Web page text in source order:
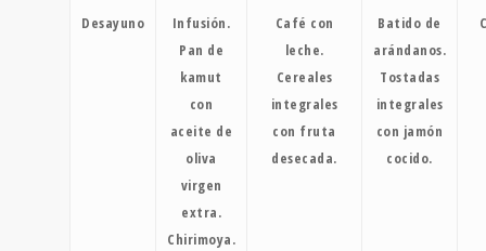
Desayuno
Infusión.
Pan de
kamut
con
aceite de
oliva
virgen
extra.
Chirimoya.
Café con
leche.
Cereales
integrales
con fruta
desecada.
Batido de
arándanos.
Tostadas
integrales
con jamón
cocido.